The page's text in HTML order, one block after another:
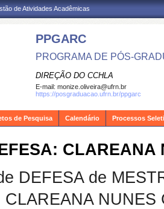
de Atividades Acadêmicas
PPGARC
PROGRAMA DE PÓS-
DIREÇÃO DO CCHLA
E-mail: monize.oliveira@ufrn.br
https://posgraduacao.ufrn.br/ppgarc
de Pesquisa Calendário Processos
CLAREANA
DEFESA de
NUNES